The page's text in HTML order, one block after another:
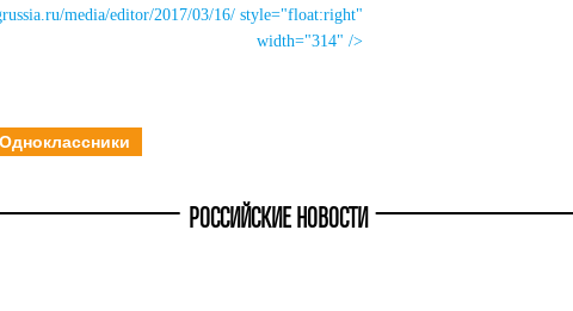
media/editor/2017/03/16/ style="float:right"
width="314" />
Одноклассники
РОССИЙСКИЕ НОВОСТИ